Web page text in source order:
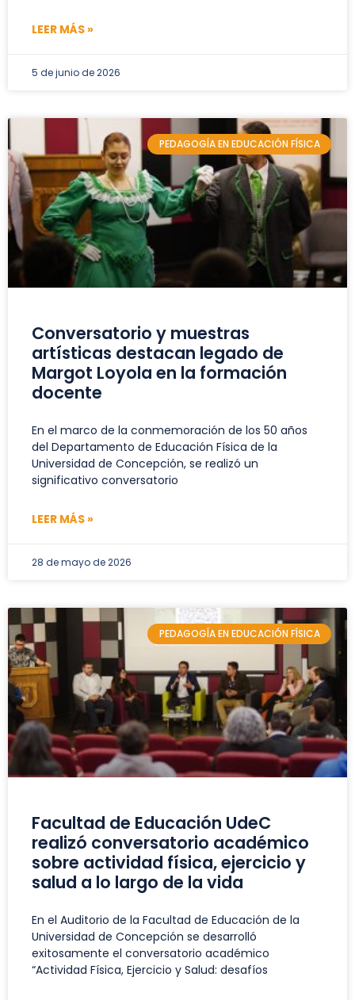
LEER MÁS »
5 de junio de 2026
PEDAGOGÍA EN EDUCACIÓN FÍSICA
Conversatorio y muestras
artísticas destacan legado de
Margot Loyola en la formación
docente
En el marco de la conmemoración de los 50 años
del Departamento de Educación Física de la
Universidad de Concepción, se realizó un
significativo conversatorio
LEER MÁS »
28 de mayo de 2026
PEDAGOGÍA EN EDUCACIÓN FÍSICA
Facultad de Educación UdeC
realizó conversatorio académico
sobre actividad física, ejercicio y
salud a lo largo de la vida
En el Auditorio de la Facultad de Educación de la
Universidad de Concepción se desarrolló
exitosamente el conversatorio académico
“Actividad Física, Ejercicio y Salud: desafíos